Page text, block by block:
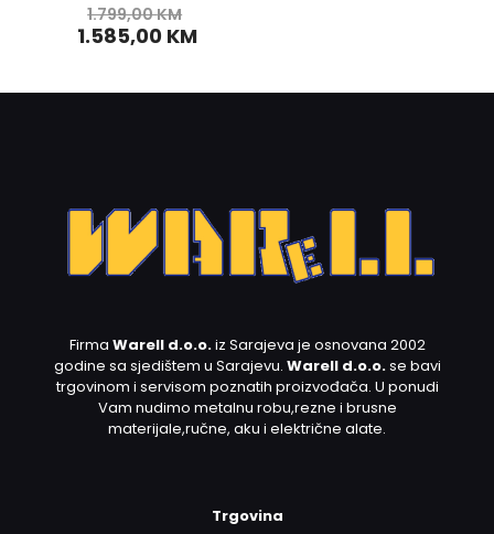
1.799,00KM
1.585,00 KM
Firma Warell d.o.o.iz Sarajeva je osnovana 2002
godine sa sjedištem u Sarajevu. Warell d.o.o.se bavi
trgovinom i servisom poznatih proizvođača. U ponudi
Vam nudimo metalnu robu,rezne i brusne
materijale,ručne, aku i električne alate.
Trgovina